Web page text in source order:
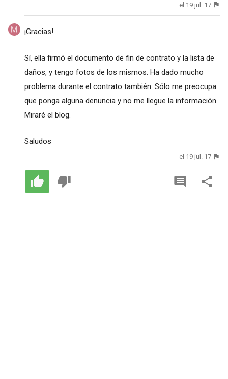
el 19 jul. 17
¡Gracias!
Sí, ella firmó el documento de fin de contrato y la lista de
daños, y tengo fotos de los mismos. Ha dado mucho
problema durante el contrato también. Sólo me preocupa
que ponga alguna denuncia y no me llegue la información.
Miraré el blog.
Saludos
el 19 jul. 17